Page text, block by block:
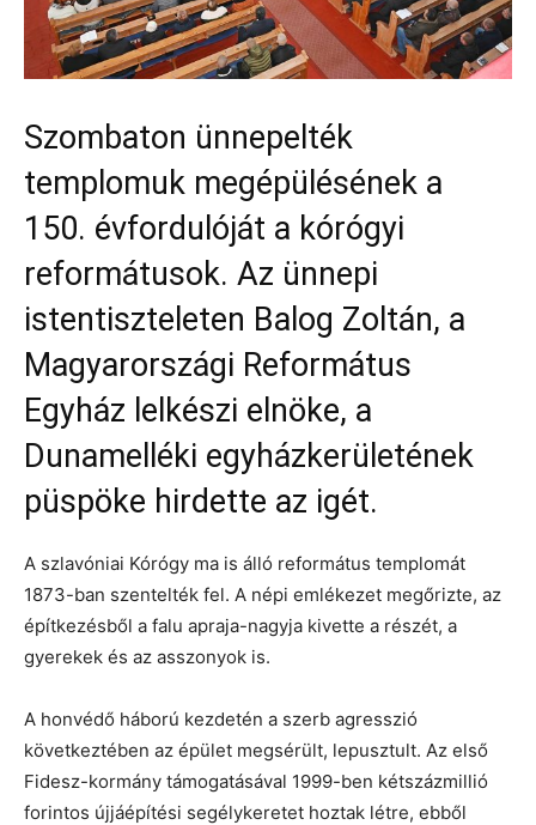
Szombaton ünnepelték
templomuk megépülésének a
150. évfordulóját a kórógyi
reformátusok. Az ünnepi
istentiszteleten Balog Zoltán, a
Magyarországi Református
Egyház lelkészi elnöke, a
Dunamelléki egyházkerületének
püspöke hirdette az igét.
A szlavóniai Kórógy ma is álló református templomát
1873-ban szentelték fel. A népi emlékezet megőrizte, az
építkezésből a falu apraja-nagyja kivette a részét, a
gyerekek és az asszonyok is.
A honvédő háború kezdetén a szerb agresszió
következtében az épület megsérült, lepusztult. Az első
Fidesz-kormány támogatásával 1999-ben kétszázmillió
forintos újjáépítési segélykeretet hoztak létre, ebből